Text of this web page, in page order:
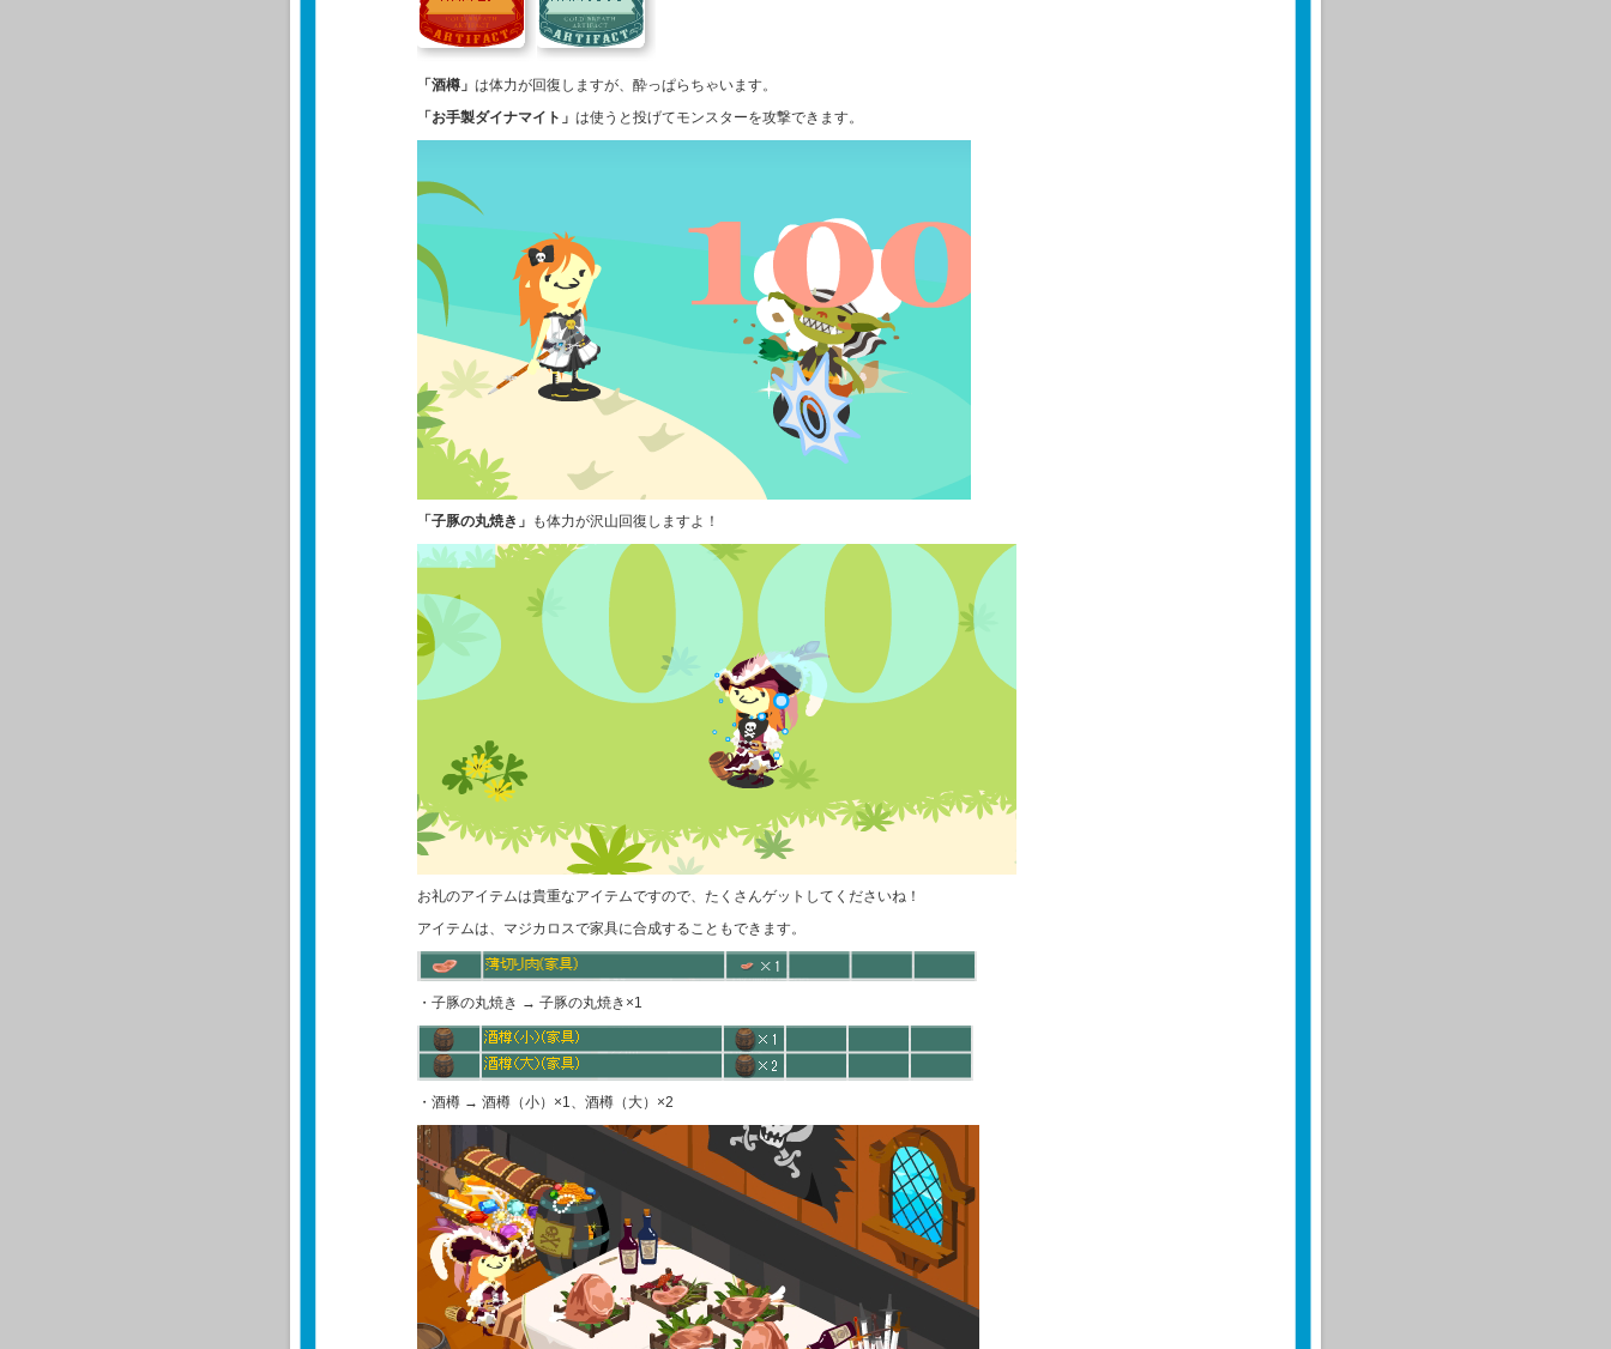
「酒樽」 は体力が回復しますが、酔っぱらちゃいます。
「お手製ダイナマイト」 は使うと投げてモンスターを攻撃できます。
「子豚の丸焼き」 も体力が沢山回復しますよ！
お礼のアイテムは貴重なアイテムですので、たくさんゲットしてくださいね！
アイテムは、マジカロスで家具に合成することもできます。
・子豚の丸焼き → 子豚の丸焼き×1
・酒樽 → 酒樽（小）×1、酒樽（大）×2